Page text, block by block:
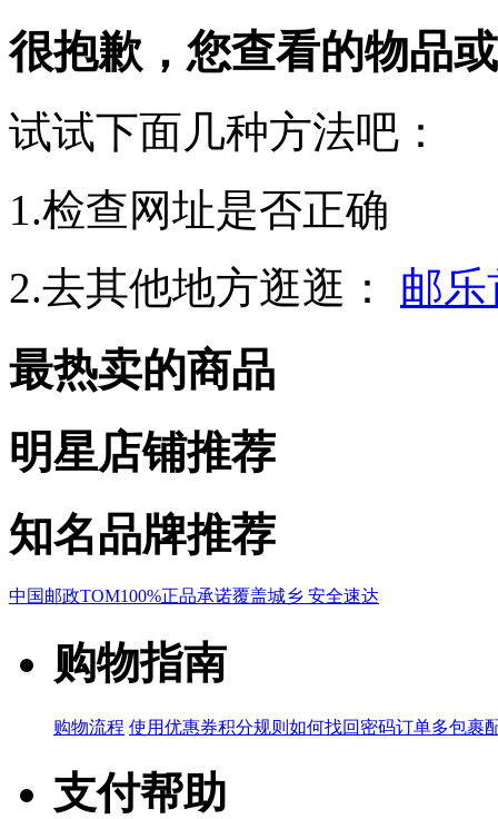
很抱歉，您查看的物品
试试下面几种方法吧：
1.检查网址是否正确
2.去其他地方逛逛：
邮
最热卖的商品
明星店铺推荐
知名品牌推荐
中国邮政TOM100%正品承诺覆盖城乡 安全速达
购物指南
购物流程 使用优惠券积分规则 如何找回密码订单多包裹
支付帮助